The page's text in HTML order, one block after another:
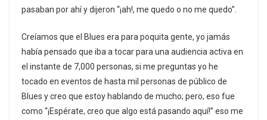
pasaban por ahí y dijeron “¡ah!, me quedo o no me quedo”.
Creíamos que el Blues era para poquita gente, yo jamás
había pensado que iba a tocar para una audiencia activa en
el instante de 7,000 personas, si me preguntas yo he
tocado en eventos de hasta mil personas de público de
Blues y creo que estoy hablando de mucho; pero, eso fue
como “¡Espérate, creo que algo está pasando aquí!” eso me